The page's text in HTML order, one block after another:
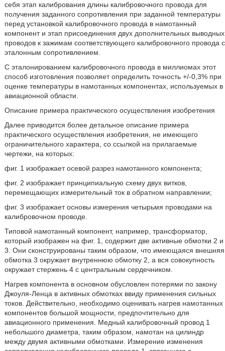
себя этап калибрования длины калибровочного провода для
получения заданного сопротивления при заданной температуры
перед установкой калибровочного провода в намотанный
компонент и этап присоединения двух дополнительных выводных
проводов к зажимам соответствующего калибровочного провода с
эталонным сопротивлением.
С эталонированием калибровочного провода в миллиомах этот
способ изготовления позволяет определить точность +/-0,3% при
оценке температуры в намотанных компонентах, используемых в
авиационной области.
Описание примера практического осуществления изобретения
Далее приводится более детальное описание примера
практического осуществления изобретения, не имеющего
ограничительного характера, со ссылкой на прилагаемые
чертежи, на которых:
фиг. 1 изображает осевой разрез намотанного компонента;
фиг. 2 изображает принципиальную схему двух витков,
перемещающих измерительный ток в обратном направлении;
фиг. 3 изображает основы измерения четырьмя проводами на
калибровочном проводе.
Типовой намотанный компонент, например, трансформатор,
который изображен на фиг. 1, содержит две активные обмотки 2 и
3. Они сконструированы таким образом, что имеющаяся внешняя
обмотка 3 окружает внутреннюю обмотку 2, а вся совокупность
окружает стержень 4 с центральным сердечником.
Нагрев компонента в основном обусловлен потерями по закону
Джоуля-Ленца в активных обмотках ввиду применения сильных
токов. Действительно, необходимо оценивать нагрев намотанных
компонентов большой мощности, предпочтительно для
авиационного применения. Медный калибровочный провод 1
небольшого диаметра, таким образом, намотан на цилиндр
между двумя активными обмотками. Измерение изменения